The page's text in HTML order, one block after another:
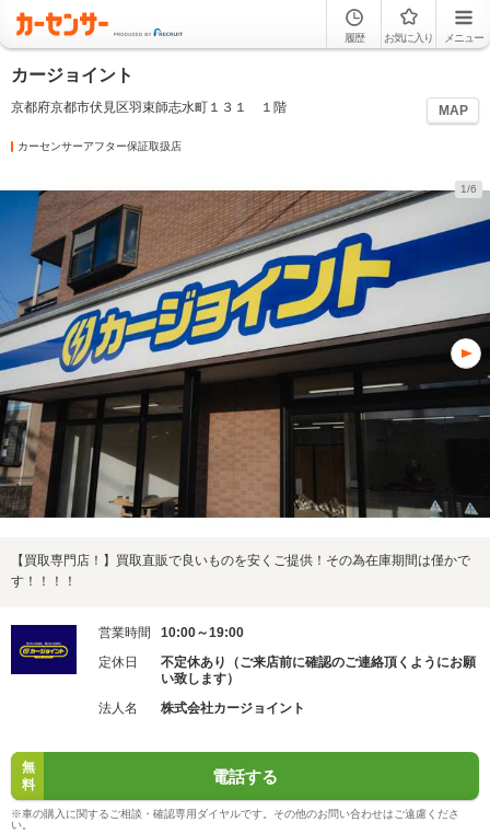
履歴 お気に入り メニュー
カージョイント
京都府京都市伏見区羽束師志水町１３１ １階 MAP
カーセンサーアフター保証取扱店
1/6
【買取専門店！】買取直販で良いものを安くご提供！その為在庫期間は僅かで
す！！！！
営業時間
10:00～19:00
定休日
不定休あり（ご来店前に確認のご連絡頂くようにお願
い致します）
法人名
株式会社カージョイント
無
料
電話する
※車の購入に関するご相談・確認専用ダイヤルです。その他のお問い合わせはご遠慮くださ
い。